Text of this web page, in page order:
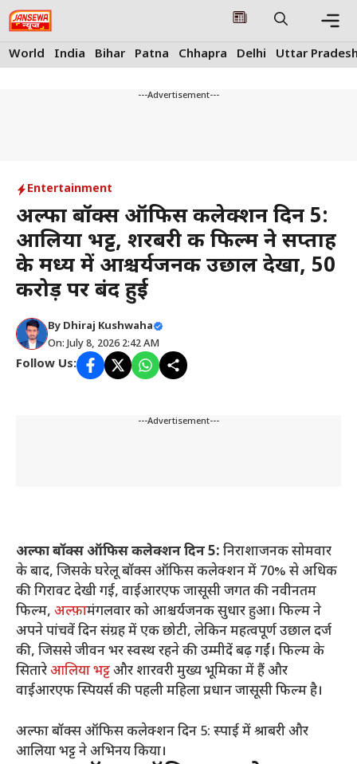
Skip
to
content
World India Bihar Patna Chhapra Delhi Uttar
---Advertisement---
Entertainment
अल्फा बॉक्स ऑफिस कलेक्शन दिन 5:
आलिया भट्ट, शरबरी की फिल्म ने सप्ताह
के मध्य में आश्चर्यजनक उछाल देखा, ₹50
करोड़ पर बंद हुई
By Dhiraj Kushwaha
On: July 8, 2026 2:42 AM
Follow Us:
---Advertisement---
अल्फा बॉक्स ऑफिस कलेक्शन दिन 5: निराशाजनक सोमवार
के बाद, जिसके घरेलू बॉक्स ऑफिस कलेक्शन में 70% से अधिक
की गिरावट देखी गई, वाईआरएफ जासूसी जगत की नवीनतम
फिल्म, अल्फ़ामंगलवार को आश्चर्यजनक सुधार हुआ। फिल्म ने
अपने पांचवें दिन संग्रह में एक छोटी, लेकिन महत्वपूर्ण उछाल दर्ज
की, जिससे जीवन भर स्वस्थ रहने की उम्मीदें बढ़ गईं। फिल्म के
सितारेआलिया भट्टऔर शारवरी मुख्य भूमिका में हैं और
वाईआरएफ स्पियर्स की पहली महिला प्रधान जासूसी फिल्म है।
अल्फा बॉक्स ऑफिस कलेक्शन दिन 5: स्पाई में श्राबरी और
आलिया भट्ट ने अभिनय किया।